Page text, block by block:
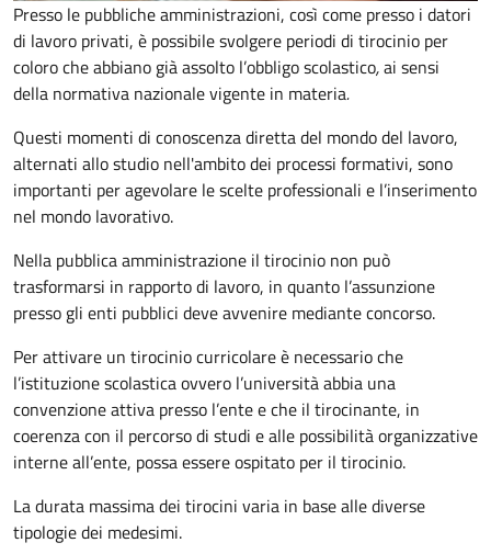
Presso le pubbliche amministrazioni, così come presso i datori
di lavoro privati, è possibile svolgere periodi di tirocinio per
coloro che abbiano già assolto l’obbligo scolastico,ai sensi
della normativa nazionale vigente in materia.
Questi momenti di conoscenza diretta del mondo del lavoro,
alternati allo studio nell'ambito dei processi formativi, sono
importanti per agevolare le scelte professionali e l’inserimento
nel mondo lavorativo.
Nella pubblica amministrazione il tirocinio non può
trasformarsi in rapporto di lavoro, in quanto l’assunzione
presso gli enti pubblici deve avvenire mediante concorso.
Per attivare un tirocinio curricolare è necessario che
l’istituzione scolastica ovvero l’università abbia una
convenzione attiva presso l’ente e che il tirocinante, in
coerenza con il percorso di studi e alle possibilità organizzative
interne all’ente, possa essere ospitato per il tirocinio.
La durata massima dei tirocini varia in base alle diverse
tipologie dei medesimi.